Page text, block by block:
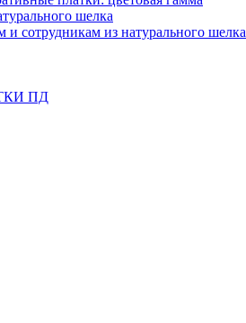
шелка
и сотрудникам из натурального шелка
ПД